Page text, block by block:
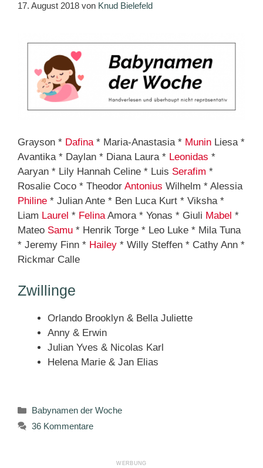
17. August 2018 von Knud Bielefeld
Grayson * Dafina* Maria-Anastasia * Munin Liesa *
Avantika * Daylan * Diana Laura * Leonidas *
Aaryan * Lily Hannah Celine * Luis Serafim *
Rosalie Coco * Theodor Antonius Wilhelm * Alessia
Philine * Julian Ante * Ben Luca Kurt * Viksha *
Liam Laurel * FelinaAmora * Yonas * Giuli Mabel *
Mateo Samu * Henrik Torge * Leo Luke * Mila Tuna
* Jeremy Finn * Hailey * Willy Steffen * Cathy Ann *
Rickmar Calle
Zwillinge
Orlando Brooklyn & Bella Juliette
Anny & Erwin
Julian Yves & Nicolas Karl
Helena Marie & Jan Elias
Kategorien
Babynamen der Woche
36 Kommentare